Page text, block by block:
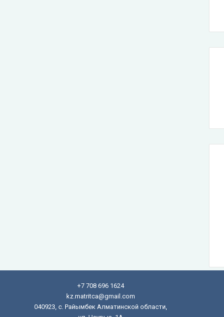
+7 708 696 1624
kz.matritca@gmail.com
040923, с. Райымбек Алматинской области,